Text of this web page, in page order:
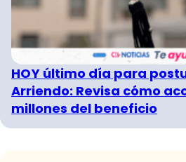
HOY último día para
Arriendo: Revisa cómo
millones del beneficio